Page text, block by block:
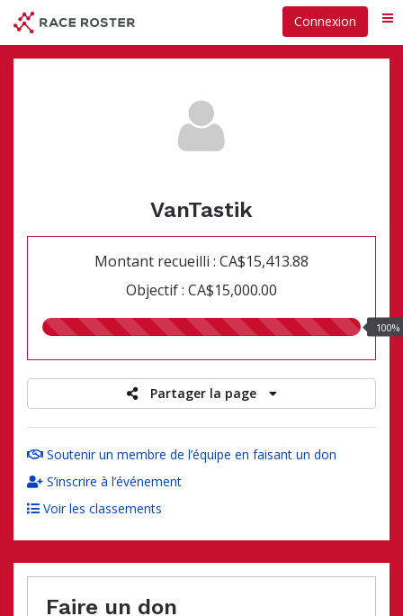
Passer
contenu
principal
Connexion
VanTastik
Montant recueilli : CA$15,413.88
Objectif : CA$15,000.00
100.00%
100%
Partager la page
Soutenir un membre de l’équipe en faisant un don
S’inscrire à l’événement
Voir les classements
Faire un don